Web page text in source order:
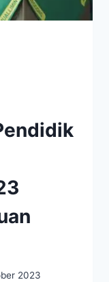
2023